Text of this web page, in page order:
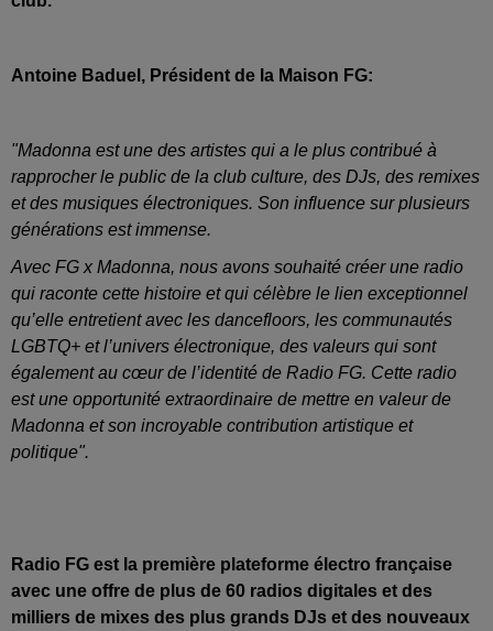
Antoine Baduel, Président de la Maison FG:
"Madonna est une des artistes qui a le plus contribué à
rapprocher le public de la club culture, des DJs, des remixes
et des musiques électroniques. Son influence sur plusieurs
générations est immense.
Avec FG x Madonna, nous avons souhaité créer une radio
qui raconte cette histoire et qui célèbre le lien exceptionnel
qu’elle entretient avec les dancefloors, les communautés
LGBTQ+ et l’univers électronique, des valeurs qui sont
également au cœur de l’identité de Radio FG. Cette radio
est une opportunité extraordinaire de mettre en valeur de
Madonna et son incroyable contribution artistique et
politique".
Radio FG est la première plateforme électro française
avec une offre de plus de 60 radios digitales et des
milliers de mixes des plus grands DJs et des nouveaux